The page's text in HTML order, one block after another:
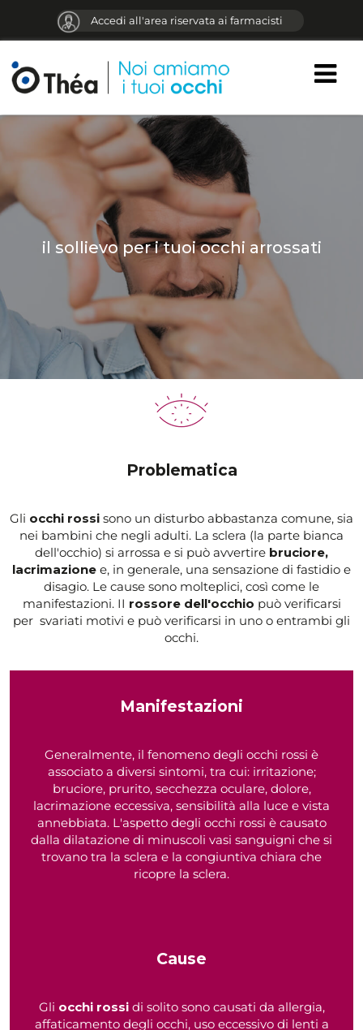
Accedi all'area riservata ai farmacisti
il sollievo per i tuoi occhi arrossati
Problematica
Gli occhi rossi sono un disturbo abbastanza comune, sia
nei bambini che negli adulti. La sclera (la parte bianca
dell'occhio) si arrossa e si può avvertire bruciore,
lacrimazione e, in generale, una sensazione di fastidio e
disagio. Le cause sono molteplici, così come le
manifestazioni. II rossore dell'occhio può verificarsi
per svariati motivi e può verificarsi in uno o entrambi gli
occhi.
Manifestazioni
Generalmente, il fenomeno degli occhi rossi è
associato a diversi sintomi, tra cui: irritazione;
bruciore, prurito, secchezza oculare, dolore,
lacrimazione eccessiva, sensibilità alla luce e vista
annebbiata. L'aspetto degli occhi rossi è causato
dalla dilatazione di minuscoli vasi sanguigni che si
trovano tra la sclera e la congiuntiva chiara che
ricopre la sclera.
Cause
Gli occhi rossidi solito sono causati da allergia,
affaticamento degli occhi, uso eccessivo di lenti a